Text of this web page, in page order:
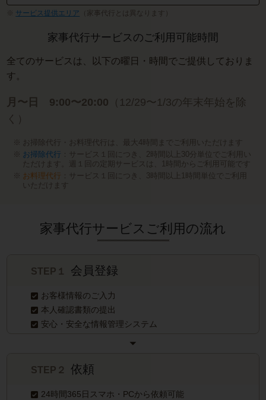
サービス提供エリア （家事代行とは異なります）
家事代行サービスのご利用可能時間
全てのサービスは、以下の曜日・時間でご提供しておりま
す。
月〜日 9:00〜20:00 （12/29〜1/3の年末年始を除
く）
お掃除代行・お料理代行は、最大4時間までご利用いただけます
お掃除代行 ：サービス１回につき、2時間以上30分単位でご利用い
ただけます。週１回の定期サービスは、1時間からご利用可能です
お料理代行 ：サービス１回につき、3時間以上1時間単位でご利用
いただけます
家事代行サービスご利用の流れ
STEP１ 会員登録
お客様情報のご入力
本人確認書類の提出
安心・安全な情報管理システム
STEP２依頼
24時間365日スマホ・PCから依頼可能